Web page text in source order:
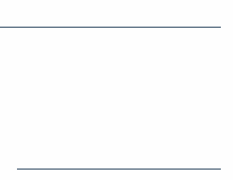
Hari
Kesejahteraan